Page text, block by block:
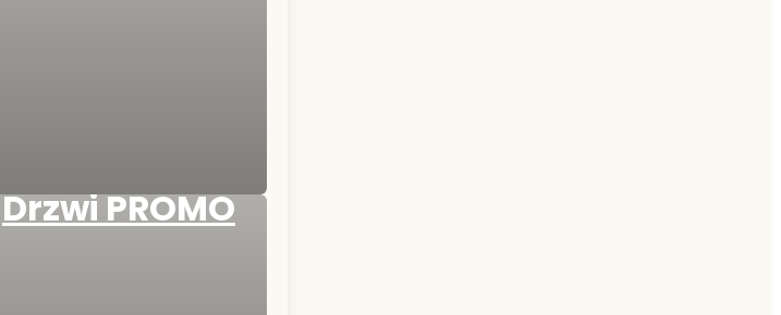
Drzwi PROMO